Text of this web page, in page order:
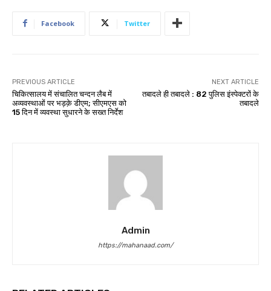
Facebook Twitter
PREVIOUS ARTICLE
चिकित्सालय में संचालित चन्दन लैब में
अव्यवस्थाओं पर भड़क़े डीएम; सीएमएस को
15 दिन में व्यवस्था सुधारने के सख्त निर्देश
NEXT ARTICLE
तबादले ही तबादले : 82 पुलिस इंस्पेक्टरों के
तबादले
Admin
https://mahanaad.com/